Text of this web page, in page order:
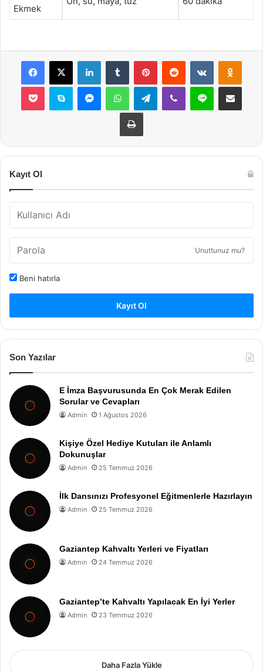
Ekmek
Facebook
X LinkedInTumblr PinterestReddit VKontakte
Pocket Skype MessengerWhatsAppTelegramViber Line E-Posta ile
Yazdır
Kayıt Ol
Unuttunuz mu?
Beni hatırla
Kayıt Ol
Son Yazılar
E İmza Başvurusunda En Çok Merak Edilen
Sorular ve Cevapları
Admin 1 Ağustos 2026
Kişiye Özel Hediye Kutuları ile Anlamlı
Dokunuşlar
Admin 25 Temmuz 2026
İlk Dansınızı Profesyonel Eğitmenlerle Hazırlayın
Admin 25 Temmuz 2026
Gaziantep Kahvaltı Yerleri ve Fiyatları
Admin 24 Temmuz 2026
Gaziantep’te Kahvaltı Yapılacak En İyi Yerler
Admin 23 Temmuz 2026
Daha Fazla Yükle